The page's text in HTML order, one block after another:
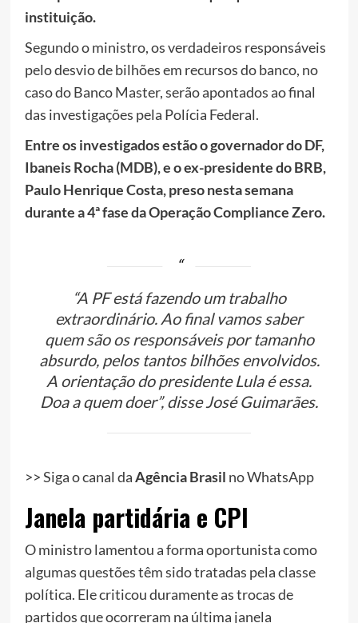
instituição.
Segundo o ministro, os verdadeiros responsáveis
pelo desvio de bilhões em recursos do banco, no
caso do Banco Master, serão apontados ao final
das investigações pela Polícia Federal.
Entre os investigados estão o governador do DF,
Ibaneis Rocha (MDB), e o ex-presidente do BRB,
Paulo Henrique Costa, preso nesta semana
durante a 4ª fase da Operação Compliance Zero.
“A PF está fazendo um trabalho
extraordinário. Ao final vamos saber
quem são os responsáveis por tamanho
absurdo, pelos tantos bilhões envolvidos.
A orientação do presidente Lula é essa.
Doa a quem doer”, disse José Guimarães.
>> Siga o canal daAgência Brasil no WhatsApp
Janela partidária e CPI
O ministro lamentou a forma oportunista como
algumas questões têm sido tratadas pela classe
política. Ele criticou duramente as trocas de
partidos que ocorreram na última janela